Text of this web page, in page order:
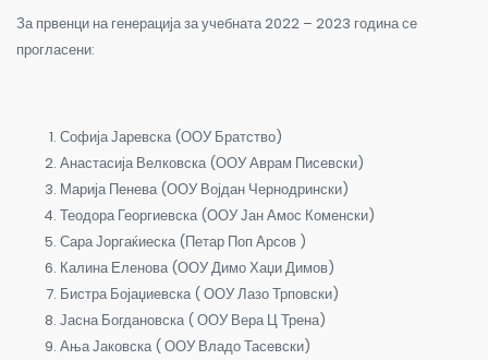
За првенци на генерација за учебната 2022 – 2023 година се
прогласени:
Софија Јаревска (ООУ Братство)
Анастасија Велковска (ООУ Аврам Писевски)
Марија Пенева (ООУ Војдан Чернодрински)
Теодора Георгиевска (ООУ Јан Амос Коменски)
Сара Јоргаќиеска (Петар Поп Арсов )
Калина Еленова (ООУ Димо Хаџи Димов)
Бистра Бојаџиевска ( ООУ Лазо Трповски)
Јасна Богдановска ( ООУ Вера Ц Трена)
Ања Јаковска ( ООУ Владо Тасевски)